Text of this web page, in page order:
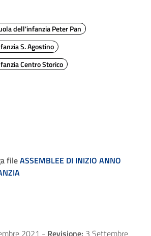
dell'infanzia Peter Pan
S. Agostino
Centro Storico
fileASSEMBLEE DI INIZIO ANNO